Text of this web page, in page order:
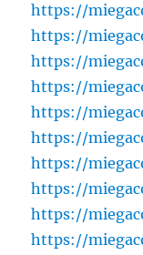
https://
https://
https://
https://
https://
https://
https://
https://
https://
https://